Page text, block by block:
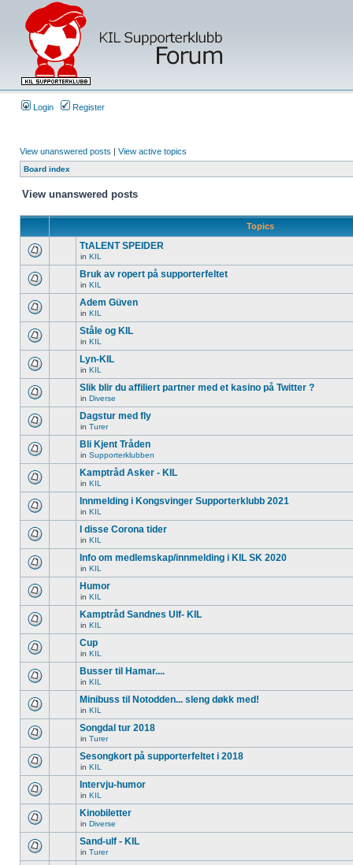
Login Register
View unanswered posts | View active topics
Board index
View unanswered posts
Topics
TtALENT SPEIDER
in KIL
Bruk av ropert på supporterfeltet
in KIL
Adem Güven
in KIL
Ståle og KIL
in KIL
Lyn-KIL
in KIL
Slik blir du affiliert partner med et kasino på Twitter ?
in Diverse
Dagstur med fly
in Turer
Bli Kjent Tråden
in Supporterklubben
Kamptråd Asker - KIL
in KIL
Innmelding i Kongsvinger Supporterklubb 2021
in KIL
I disse Corona tider
in KIL
Info om medlemskap/innmelding i KIL SK 2020
in KIL
Humor
in KIL
Kamptråd Sandnes Ulf- KIL
in KIL
Cup
in KIL
Busser til Hamar....
in KIL
Minibuss til Notodden... sleng døkk med!
in KIL
Songdal tur 2018
in Turer
Sesongkort på supporterfeltet i 2018
in KIL
Intervju-humor
in KIL
Kinobiletter
in Diverse
Sand-ulf - KIL
in Turer